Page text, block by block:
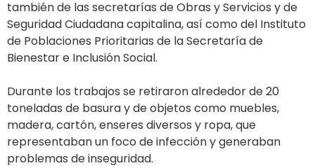
también de las secretarías de Obras y Servicios y de
Seguridad Ciudadana capitalina, así como del Instituto
de Poblaciones Prioritarias de la Secretaría de
Bienestar e Inclusión Social.
Durante los trabajos se retiraron alrededor de 20
toneladas de basura y de objetos como muebles,
madera, cartón, enseres diversos y ropa, que
representaban un foco de infección y generaban
problemas de inseguridad.